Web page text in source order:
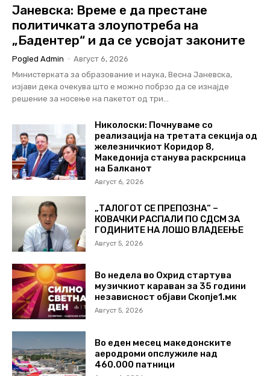
Јаневска: Време е да престане
политичката злоупотреба на
„Бадентер“ и да се усвојат законите
Pogled Admin - Август 6, 2026
Министерката за образование и наука, Весна Јаневска,
изјави дека очекува што е можно побрзо да се изнајде
решение за носење на пакетот од три...
Николоски: Почнуваме со
реализација на третата секција од
железничкиот Коридор 8,
Македонија станува раскрсница
на Балканот
Август 6, 2026
„ТАЛОГОТ СЕ ПРЕПОЗНА“ –
КОВАЧКИ РАСПАЛИ ПО СДСМ ЗА
ГОДИНИТЕ НА ЛОШО ВЛАДЕЕЊЕ
Август 5, 2026
Во недела во Охрид стартува
музичкиот караван за 35 години
независност објави Скопје1.мк
Август 5, 2026
Во еден месец македонските
аеродроми опслужиле над
460.000 патници